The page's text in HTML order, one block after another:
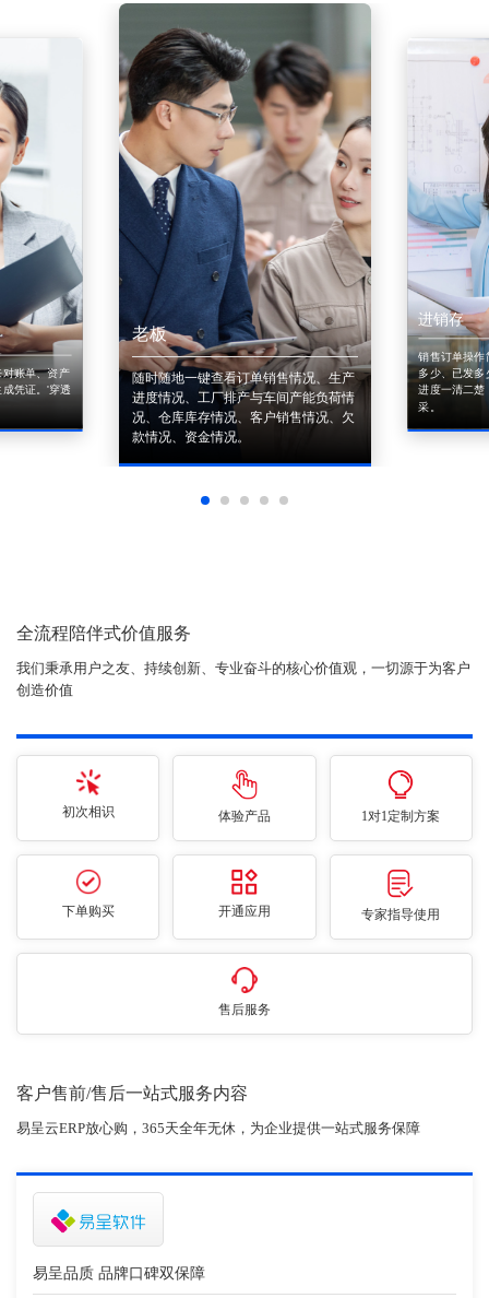
账单、资产
凭证。'穿透
老板
随时随地一键查看订单销售情况、生产
进度情况、工厂排产与车间产能负荷情
况、仓库库存情况、客户销售情况、欠
款情况、资金情况。
进销存
销售订单操作
多少、已发多
进度一清二楚
采。
全流程陪伴式价值服务
我们秉承用户之友、持续创新、专业奋斗的核心价值观，一切源于为客户
创造价值
初次相识 体验产品 1对1定制方案
下单购买 开通应用 专家指导使用
售后服务
客户售前/售后一站式服务内容
易呈云ERP放心购，365天全年无休，为企业提供一站式服务保障
易呈品质 品牌口碑双保障